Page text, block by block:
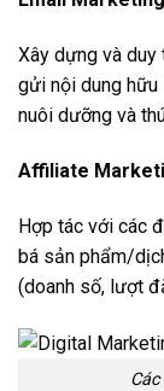
Xây dựng và duy
gửi nội dung hữu
nuôi dưỡng và
Affiliate
Hợp tác với các
bá sản phẩm/
(doanh số, lượt